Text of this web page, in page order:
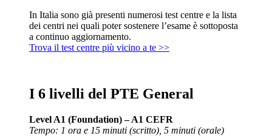
In Italia sono già presenti numerosi test centre e la lista
dei centri nei quali poter sostenere l’esame è sottoposta
a continuo aggiornamento.
Trova il test centre più vicino a te >>
I 6 livelli del PTE General
Level A1 (Foundation) – A1 CEFR
Tempo: 1 ora e 15 minuti (scritto), 5 minuti (orale)